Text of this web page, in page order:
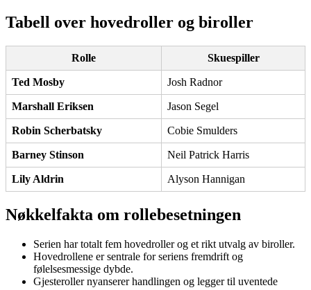
Tabell over hovedroller og biroller
Rolle Skuespiller
Ted Mosby Josh Radnor
Marshall Eriksen Jason Segel
Robin Scherbatsky Cobie Smulders
Barney Stinson Neil Patrick Harris
Lily Aldrin Alyson Hannigan
Nøkkelfakta om rollebesetningen
Serien har totalt fem hovedroller og et rikt utvalg av biroller.
Hovedrollene er sentrale for seriens fremdrift og
følelsesmessige dybde.
Gjesteroller nyanserer handlingen og legger til uventede